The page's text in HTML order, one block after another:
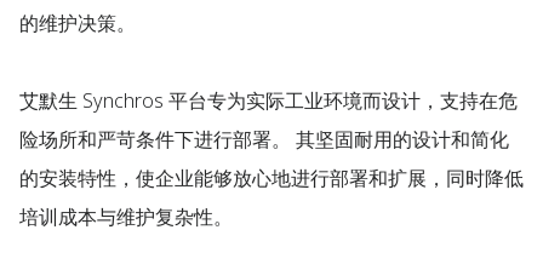
的维护决策。
艾默生 Synchros 平台专为实际工业环境而设计，支持在危
险场所和严苛条件下进行部署。 其坚固耐用的设计和简化
的安装特性，使企业能够放心地进行部署和扩展，同时降低
培训成本与维护复杂性。